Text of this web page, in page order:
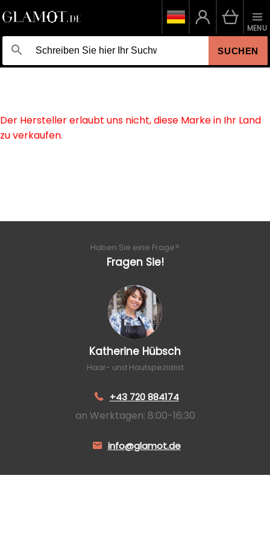
SUCHEN
MENU
Der Hersteller erlaubt uns nicht, diese Marke in Ihr Land
zu verkaufen.
Haben Sie eine Frage?
Fragen Sie!
Katherine Hübsch
Haar- und Hautspezialist
+43 720 884174
an Werktagen: 8:00-16:30
info@glamot.de